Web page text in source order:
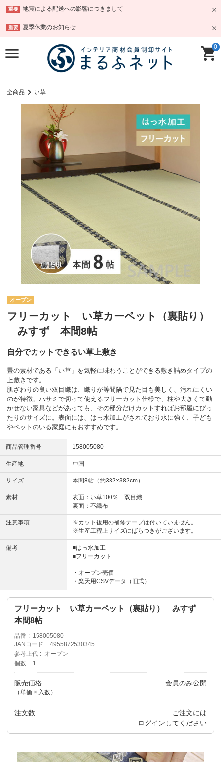
重要 地震による配送への影響につきまして
重要 夏季休業のお知らせ
0
全商品 い草
オープン
フリーカット い草カーペット（裏貼り）
みすず 本間8帖
自分でカットできるい草上敷き
畳の素材である「い草」を気軽に味わうことができる敷き詰めタイプの
上敷きです。
肌ざわりの良い双目織は、織りが等間隔で見た目も美しく、汚れにくい
のが特徴。ハサミで切って使えるフリーカット仕様で、柱や大きくて動
かせない家具などがあっても、その部分だけカットすればお部屋にぴっ
たりのサイズに。表面には、はっ水加工がされており水に強く、子ども
やペットのいる家庭にもおすすめです。
商品管理番号 158005080
生産地 中国
サイズ 本間8帖（約382×382cm）
素材
表面：い草100％ 双目織
裏面：不織布
注意事項
※カット後用の補修テープは付いていません。
※生産工程上サイズにばらつきがございます。
備考
■はっ水加工
■フリーカット
・オープン売価
・楽天用CSVデータ（旧式）
フリーカット い草カーペット（裏貼り） みすず
本間8帖
品番
158005080
JANコード
4955872530345
参考上代
オープン
個数
1
販売価格
（単価 × 入数）
会員のみ公開
注文数
ご注文には
ログイン してください